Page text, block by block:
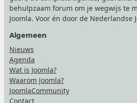
behulpzaam forum om je wegwijs te
Joomla. Voor én door de Nederlandse
Algemeen
Nieuws
Agenda
Wat is Joomla?
Waarom Joomla?
JoomlaCommunity
Contact